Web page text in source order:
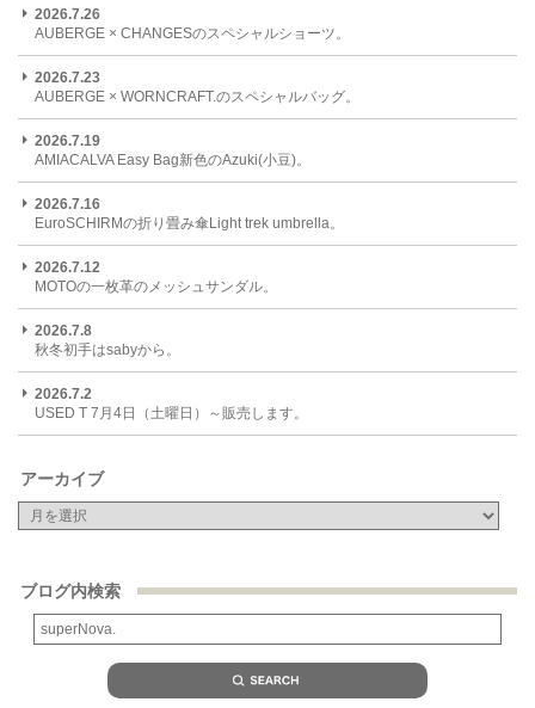
2026.7.26
AUBERGE × CHANGESのスペシャルショーツ。
2026.7.23
AUBERGE × WORNCRAFT.のスペシャルバッグ。
2026.7.19
AMIACALVA Easy Bag新色のAzuki(小豆)。
2026.7.16
EuroSCHIRMの折り畳み傘Light trek umbrella。
2026.7.12
MOTOの一枚革のメッシュサンダル。
2026.7.8
秋冬初手はsabyから。
2026.7.2
USED T 7月4日（土曜日）～販売します。
アーカイブ
ブログ内検索